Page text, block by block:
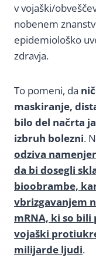
v vojaški/
nobenem
epidemiološko
zdravja.
To pomeni, da
maskiranje,
bilo del načrta
izbruh bolezni.
odziva
da bi dosegli
bioobrambe,
vbrizgavanjem
mRNA, ki so
vojaški
milijarde ljudi.